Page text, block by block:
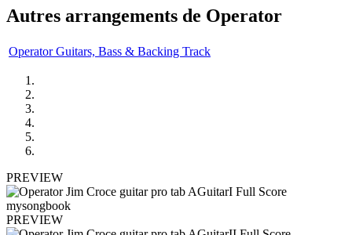
Autres arrangements de Operator
Operator Guitars, Bass & Backing Track
PREVIEW
PREVIEW